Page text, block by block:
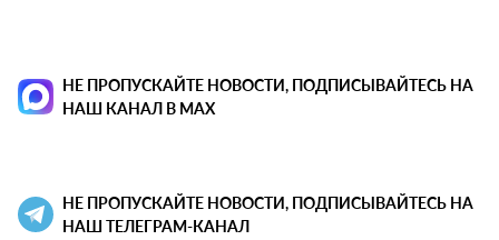
НЕ ПРОПУСКАЙТЕ НОВОСТИ, ПОДПИСЫВАЙТЕСЬ НА
НАШ КАНАЛ В MAX
НЕ ПРОПУСКАЙТЕ НОВОСТИ, ПОДПИСЫВАЙТЕСЬ НА
НАШ ТЕЛЕГРАМ-КАНАЛ